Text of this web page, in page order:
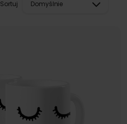
Sortuj Domyślnie